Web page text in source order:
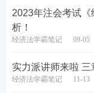
票据法
2023年注会考试
析！
经济法学霸笔记 09-05
实力派讲师来啦
经济法学霸笔记 11-13